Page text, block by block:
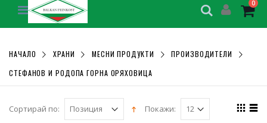
0
НАЧАЛО ХРАНИ МЕСНИ ПРОДУКТИ
ПРОИЗВОДИТЕЛИ
СТЕФАНОВ И РОДОПА ГОРНА ОРЯХОВИЦА
Сортирай по: Покажи: